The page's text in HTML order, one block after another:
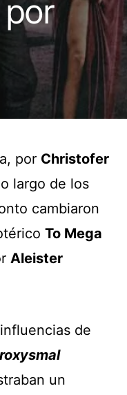
por Christofer
largo de los
cambiaron
To Mega
Aleister
de
un